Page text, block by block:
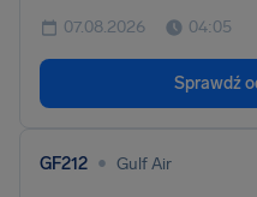
07.08.2026 04:05
Sprawdź
GF212 • Gulf Air